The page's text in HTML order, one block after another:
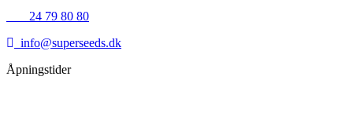
24 79 80 80
info@superseeds.dk
Åpningstider